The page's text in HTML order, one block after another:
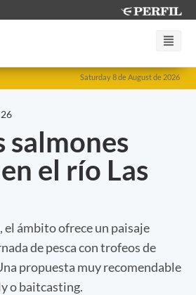
Saturday 8 de August de 2026
salmones
el río Las
el ámbito ofrece un paisaje
de pesca con trofeos de
propuesta muy recomendable
o baitcasting.